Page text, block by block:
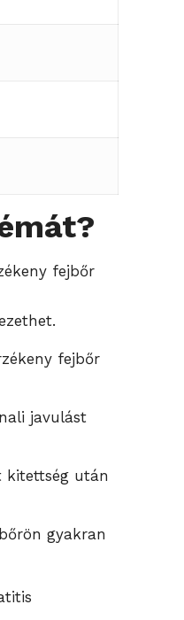
fejbőr
fejbőr
javulást
kitettség után
gyakran